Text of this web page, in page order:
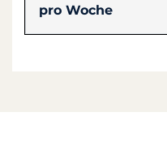
pro Woche